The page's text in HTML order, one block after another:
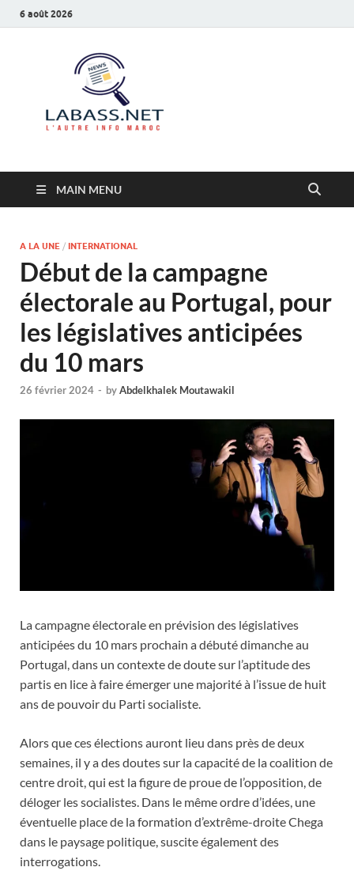
6 août 2026
MAIN MENU
A LA UNE / INTERNATIONAL
Début de la campagne
électorale au Portugal, pour
les législatives anticipées
du 10 mars
26 février 2024 - byAbdelkhalek Moutawakil
La campagne électorale en prévision des législatives
anticipées du 10 mars prochain a débuté dimanche au
Portugal, dans un contexte de doute sur l’aptitude des
partis en lice à faire émerger une majorité à l’issue de huit
ans de pouvoir du Parti socialiste.
Alors que ces élections auront lieu dans près de deux
semaines, il y a des doutes sur la capacité de la coalition de
centre droit, qui est la figure de proue de l’opposition, de
déloger les socialistes. Dans le même ordre d’idées, une
éventuelle place de la formation d’extrême-droite Chega
dans le paysage politique, suscite également des
interrogations.